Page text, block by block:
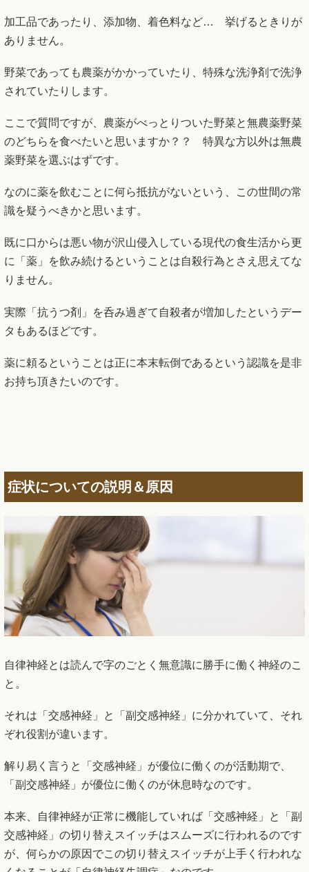
加工品であったり、添加物、着色料など… 挙げるときりが
ありません。
野菜であっても農薬がかかっていたり、特殊な洗浄剤で洗浄
されていたりします。
ここで質問ですが、農薬がべっとりついた野菜と無農薬野菜
のどちらを食べたいと思いますか？？ 特異な方以外は無農
薬野菜を選ぶはずです。
なのに薬を飲むことに何ら抵抗がないという、この世間の常
識を疑うべきかと思います。
既に口からは悪い物が沢山侵入している現代の食生活から更
に「薬」を飲み続けるということは自殺行為とさえ思えてな
りません。
実際「抗うつ剤」を呑み過ぎて自殺者が増加したというデー
タもあるほどです。
薬に頼るということは正に本末転倒であるという認識を是非
お持ち頂きたいのです。
症状についての説明＆原因
自律神経とは読んで字のごとく無意識に勝手に働く神経のこ
と。
それは「交感神経」と「副交感神経」に分かれていて、それ
ぞれ役割が違います。
解り易く言うと「交感神経」が優位に働くのが活動期で、
「副交感神経」が優位に働くのが休息時なのです。
本来、自律神経が正常に機能していれば「交感神経」と「副
交感神経」の切り替えスイッチはスムーズに行われるのです
が、何らかの原因でこの切り替えスイッチが上手く行われな